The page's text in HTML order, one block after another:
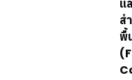
แ
ส
พื้